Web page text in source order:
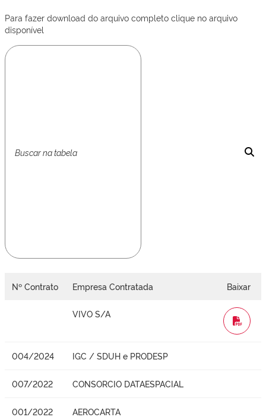
Para fazer download do arquivo completo clique no arquivo
disponível
Nº Contrato Empresa Contratada Baixar
VIVO S/A
WORD
004/2024 IGC / SDUH e PRODESP
007/2022 CONSORCIO DATAESPACIAL
001/2022 AEROCARTA